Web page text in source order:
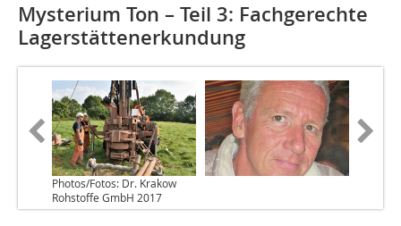
Mysterium Ton – Teil 3: Fachgerechte
Lagerstättenerkundung
Photos/Fotos: Dr. Krakow
Rohstoffe GmbH 2017